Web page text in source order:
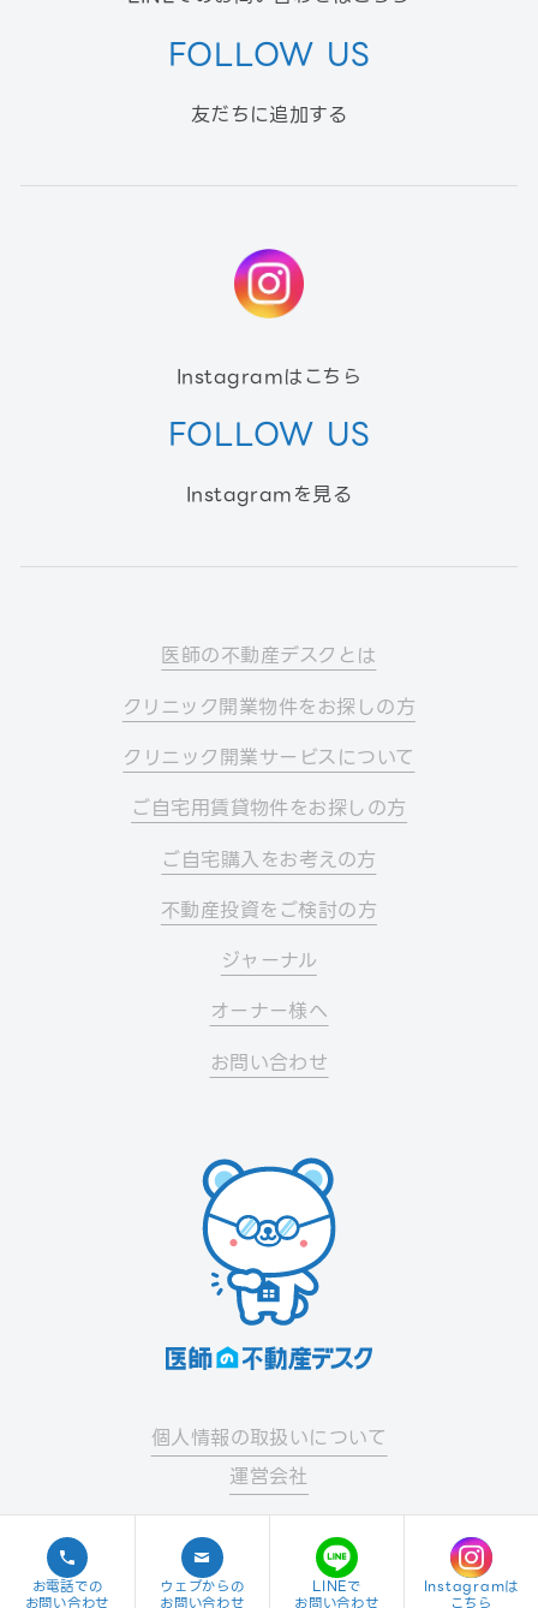
お電話での
お問い合わせ
ウェブからの
お問い合わせ
LINEで
お問い合わせ
Instagramは
こちら
FOLLOW US
友だちに追加する
Instagramはこちら
FOLLOW US
Instagramを見る
医師の不動産デスクとは
クリニック開業物件をお探しの方
クリニック開業サービスについて
ご自宅用賃貸物件をお探しの方
ご自宅購入をお考えの方
不動産投資をご検討の方
ジャーナル
オーナー様へ
お問い合わせ
個人情報の取扱いについて
運営会社
© 2023 ISHINOFUDOSANDESK